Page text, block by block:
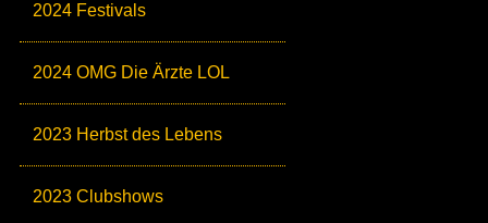
2024 Festivals
2024 OMG Die Ärzte LOL
2023 Herbst des Lebens
2023 Clubshows